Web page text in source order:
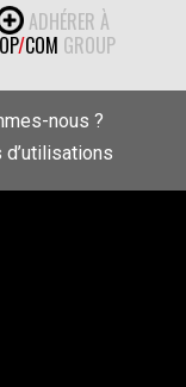
ADHÉRER À
/COM GROUP
nous ?